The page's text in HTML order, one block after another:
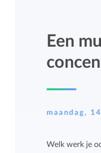
Meer
Een
maandag,
Welk werk je